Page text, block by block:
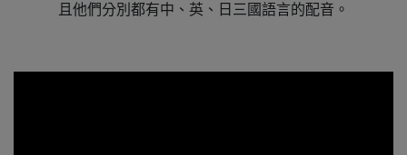
且他們分別都有中、英、日三國語言的配音。